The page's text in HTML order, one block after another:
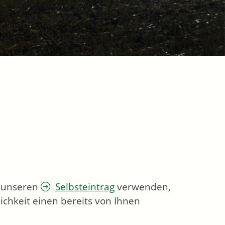
Selbsteintragverwenden,
einen bereits von Ihnen